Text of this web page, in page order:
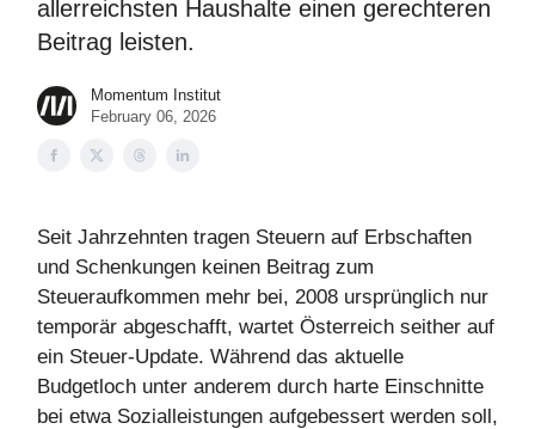
allerreichsten Haushalte einen gerechteren
Beitrag leisten.
Momentum Institut
February 06, 2026
Seit Jahrzehnten tragen Steuern auf Erbschaften
und Schenkungen keinen Beitrag zum
Steueraufkommen mehr bei, 2008 ursprünglich nur
temporär abgeschafft, wartet Österreich seither auf
ein Steuer-Update. Während das aktuelle
Budgetloch unter anderem durch harte Einschnitte
bei etwa Sozialleistungen aufgebessert werden soll,